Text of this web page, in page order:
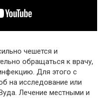
чешется и
обращаться к врачу,
Для этого с
на исследование или
Лечение местными и